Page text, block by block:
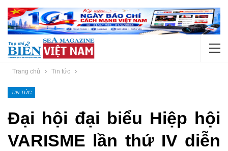
Trang chủ Tin tức
TIN TỨC
Đại hội đại biểu Hiệp hội
VARISME lần thứ IV diễn